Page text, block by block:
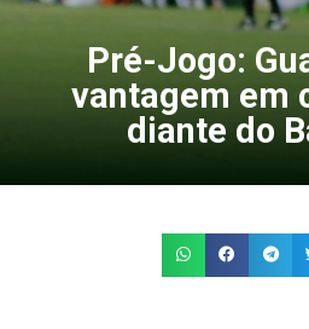
Pré-Jogo:
vantagem em
diante do